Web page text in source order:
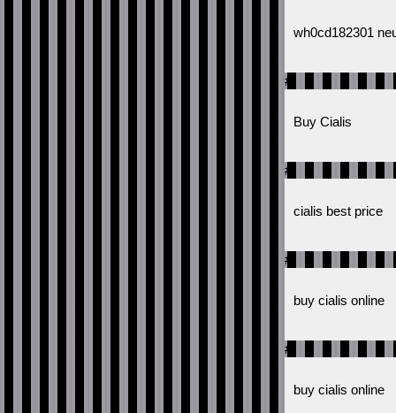
wh0cd182301
#
Buy Cialis
#
cialis best price
#
buy cialis online
#
buy cialis online